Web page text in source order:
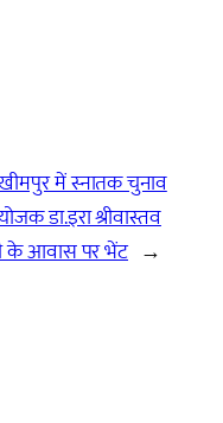
में स्नातक चुनाव
डा.इरा श्रीवास्तव
के आवास पर भेंट →